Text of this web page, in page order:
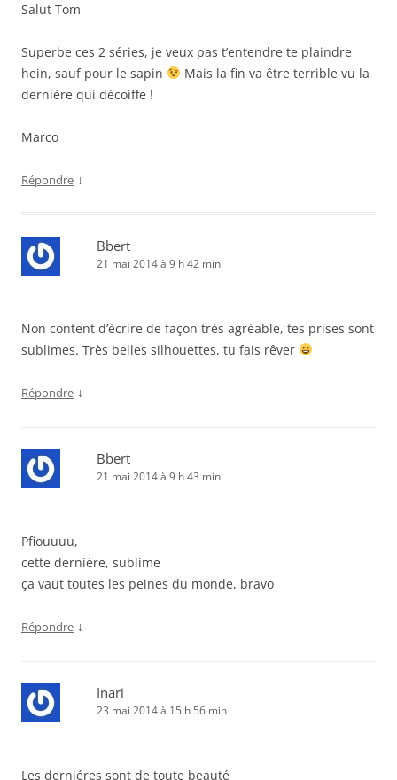
Salut Tom
Superbe ces 2 séries, je veux pas t’entendre te plaindre
hein, sauf pour le sapin
Mais la fin va être terrible vu la
dernière qui décoiffe !
Marco
Répondre ↓
Bbert
21 mai 2014 à 9 h 42 min
Non content d’écrire de façon très agréable, tes prises sont
sublimes. Très belles silhouettes, tu fais rêver
Répondre ↓
Bbert
21 mai 2014 à 9 h 43 min
Pfiouuuu,
cette dernière, sublime
ça vaut toutes les peines du monde, bravo
Répondre ↓
Inari
23 mai 2014 à 15 h 56 min
Les derniéres sont de toute beauté